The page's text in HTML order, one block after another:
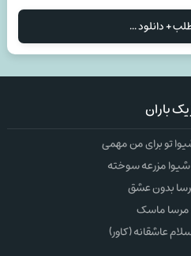
+ دانلود ...
باران
تو برای من مهمی
مزرعه سوخته
بدون عشق
ماسک
عاشقانه (کاور)